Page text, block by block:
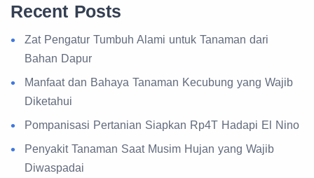
Recent Posts
Zat Pengatur Tumbuh Alami untuk Tanaman dari
Bahan Dapur
Manfaat dan Bahaya Tanaman Kecubung yang Wajib
Diketahui
Pompanisasi Pertanian Siapkan Rp4T Hadapi El Nino
Penyakit Tanaman Saat Musim Hujan yang Wajib
Diwaspadai